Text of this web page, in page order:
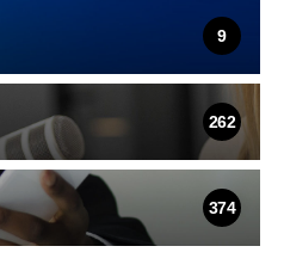
9
262
374